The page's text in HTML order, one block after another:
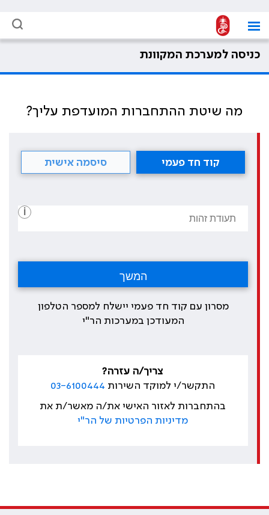
כניסה למערכת המקוונת
מה שיטת ההתחברות המועדפת עליך?
קוד חד פעמי סיסמה אישית
i
מסרון עם קוד חד פעמי יישלח למספר הטלפון
המעודכן במערכות הר"י
צריך/ה עזרה?
התקשר/י למוקד השירות 03-6100444
בהתחברות לאזור האישי את/ה מאשר/ת את
מדיניות הפרטיות של הר"י